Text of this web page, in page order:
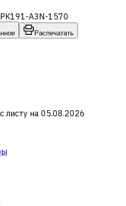
A3N-1570
Распечатать
листу на 05.08.2026